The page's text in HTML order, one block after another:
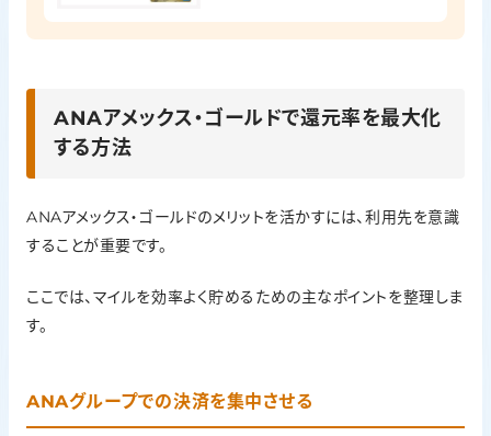
ANAアメックス・ゴールドで還元率を最大化
する方法
ANAアメックス・ゴールドのメリットを活かすには、利用先を意識
することが重要です。
ここでは、マイルを効率よく貯めるための主なポイントを整理しま
す。
ANAグループでの決済を集中させる